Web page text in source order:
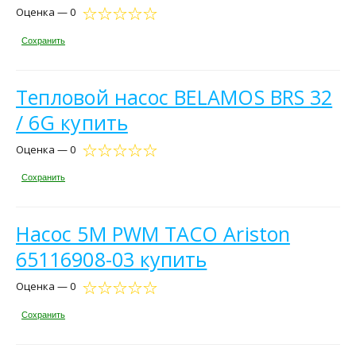
Оценка — 0
Сохранить
Тепловой насос BELAMOS BRS 32
/ 6G купить
Оценка — 0
Сохранить
Насос 5M PWM TACO Ariston
65116908-03 купить
Оценка — 0
Сохранить